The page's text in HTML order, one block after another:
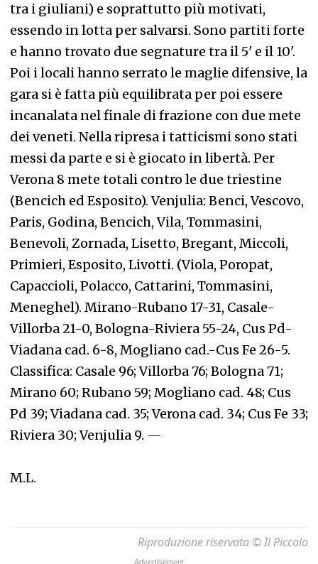
tra i giuliani) e soprattutto più motivati,
essendo in lotta per salvarsi. Sono partiti forte
e hanno trovato due segnature tra il 5' e il 10'.
Poi i locali hanno serrato le maglie difensive, la
gara si è fatta più equilibrata per poi essere
incanalata nel finale di frazione con due mete
dei veneti. Nella ripresa i tatticismi sono stati
messi da parte e si è giocato in libertà. Per
Verona 8 mete totali contro le due triestine
(Bencich ed Esposito). Venjulia: Benci, Vescovo,
Paris, Godina, Bencich, Vila, Tommasini,
Benevoli, Zornada, Lisetto, Bregant, Miccoli,
Primieri, Esposito, Livotti. (Viola, Poropat,
Capaccioli, Polacco, Cattarini, Tommasini,
Meneghel). Mirano-Rubano 17-31, Casale-
Villorba 21-0, Bologna-Riviera 55-24, Cus Pd-
Viadana cad. 6-8, Mogliano cad.-Cus Fe 26-5.
Classifica: Casale 96; Villorba 76; Bologna 71;
Mirano 60; Rubano 59; Mogliano cad. 48; Cus
Pd 39; Viadana cad. 35; Verona cad. 34; Cus Fe 33;
Riviera 30; Venjulia 9. —
M.L.
Riproduzione riservata © Il Piccolo